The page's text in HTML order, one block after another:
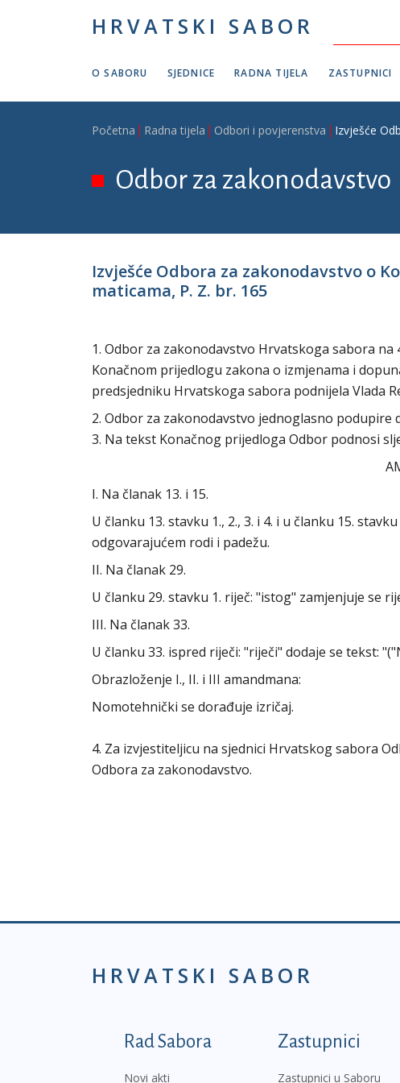
HRVATSKI SABOR
O SABORU SJEDNICE RADNA TIJELA ZASTUPNICI
Breadcrumb
Početna Radna tijela Odbori i povjerenstva Izvješće
Odbor za zakonodavstvo
Izvješće Odbora za zakonodavstvo o
maticama, P. Z. br. 165
1. Odbor za zakonodavstvo Hrvatskoga sabora
Konačnom prijedlogu zakona o izmjenama i
predsjedniku Hrvatskoga sabora podnijela Vlada
2. Odbor za zakonodavstvo jednoglasno podupire
3. Na tekst Konačnog prijedloga Odbor podnosi
I. Na članak 13. i 15.
U članku 13. stavku 1., 2., 3. i 4. i u članku 15.
odgovarajućem rodi i padežu.
II. Na članak 29.
U članku 29. stavku 1. riječ: "istog" zamjenjuje se
III. Na članak 33.
U članku 33. ispred riječi: "riječi" dodaje se tekst:
Obrazloženje I., II. i III amandmana:
Nomotehnički se dorađuje izričaj.
4. Za izvjestiteljicu na sjednici Hrvatskog sabora
Odbora za zakonodavstvo.
HRVATSKI SABOR
Podnožje prvi izbornik
Rad Sabora
Novi akti
Zastupnici
Zastupnici u Saboru